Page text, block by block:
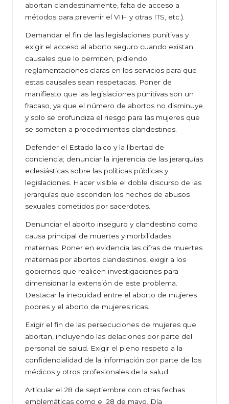
abortan clandestinamente, falta de acceso a
métodos para prevenir el VIH y otras ITS, etc.).
Demandar el fin de las legislaciones punitivas y
exigir el acceso al aborto seguro cuando existan
causales que lo permiten, pidiendo
reglamentaciones claras en los servicios para que
estas causales sean respetadas. Poner de
manifiesto que las legislaciones punitivas son un
fracaso, ya que el número de abortos no disminuye
y solo se profundiza el riesgo para las mujeres que
se someten a procedimientos clandestinos.
Defender el Estado laico y la libertad de
conciencia; denunciar la injerencia de las jerarquías
eclesiásticas sobre las políticas públicas y
legislaciones. Hacer visible el doble discurso de las
jerarquías que esconden los hechos de abusos
sexuales cometidos por sacerdotes.
Denunciar el aborto inseguro y clandestino como
causa principal de muertes y morbilidades
maternas. Poner en evidencia las cifras de muertes
maternas por abortos clandestinos, exigir a los
gobiernos que realicen investigaciones para
dimensionar la extensión de este problema.
Destacar la inequidad entre el aborto de mujeres
pobres y el aborto de mujeres ricas.
Exigir el fin de las persecuciones de mujeres que
abortan, incluyendo las delaciones por parte del
personal de salud. Exigir el pleno respeto a la
confidencialidad de la información por parte de los
médicos y otros profesionales de la salud.
Articular el 28 de septiembre con otras fechas
emblemáticas como el 28 de mayo, Día